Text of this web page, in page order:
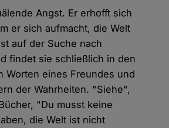
Angst. Er erhofft sich
er sich aufmacht, die Welt
auf der Suche nach
findet sie schließlich in den
Worten eines Freundes und
der Wahrheiten. "Siehe",
"Du musst keine
die Welt ist nicht